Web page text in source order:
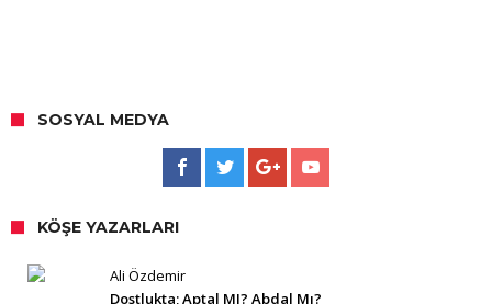
SOSYAL MEDYA
KÖŞE YAZARLARI
Ali Özdemir
Dostlukta; Aptal MI? Abdal Mı?